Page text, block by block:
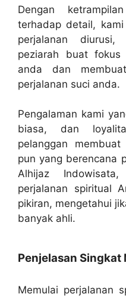
Dengan
terhadap detail,
perjalanan diurusi,
peziarah buat fokus
anda dan
perjalanan suci anda.
Pengalaman kami
biasa, dan
pelanggan
pun yang berencana
Alhijaz
perjalanan spiritual
pikiran, mengetahui
banyak ahli.
Penjelasan Singkat
Memulai perjalanan